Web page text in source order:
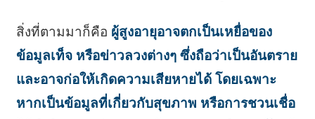
สิ่งที่ตามมาก็คือ ผู้สูงอายุอาจตกเป็นเหยื่อของ
ข้อมูลเท็จ หรือข่าวลวงต่างๆ ซึ่งถือว่าเป็นอันตราย
และอาจก่อให้เกิดความเสียหายได้ โดยเฉพาะ
หากเป็นข้อมูลที่เกี่ยวกับสุขภาพ หรือการชวนเชื่อ